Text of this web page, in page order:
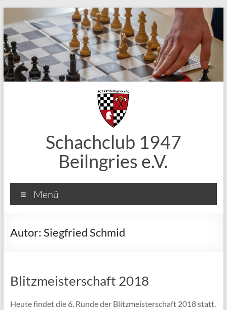
Inhalt
springen
Schachclub 1947
Beilngries e.V.
Menü
Autor: Siegfried Schmid
Blitzmeisterschaft 2018
Heute findet die 6. Runde der Blitzmeisterschaft 2018 statt.